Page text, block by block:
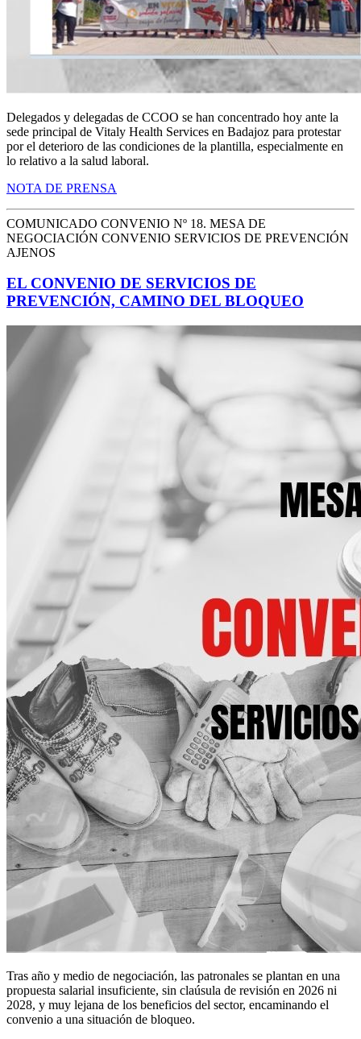
Delegados y delegadas de CCOO se han concentrado hoy ante la
sede principal de Vitaly Health Services en Badajoz para protestar
por el deterioro de las condiciones de la plantilla, especialmente en
lo relativo a la salud laboral.
NOTA DE PRENSA
COMUNICADO CONVENIO Nº 18. MESA DE
NEGOCIACIÓN CONVENIO SERVICIOS DE PREVENCIÓN
AJENOS
EL CONVENIO DE SERVICIOS DE
PREVENCIÓN, CAMINO DEL BLOQUEO
Tras año y medio de negociación, las patronales se plantan en una
propuesta salarial insuficiente, sin claúsula de revisión en 2026 ni
2028, y muy lejana de los beneficios del sector, encaminando el
convenio a una situación de bloqueo.